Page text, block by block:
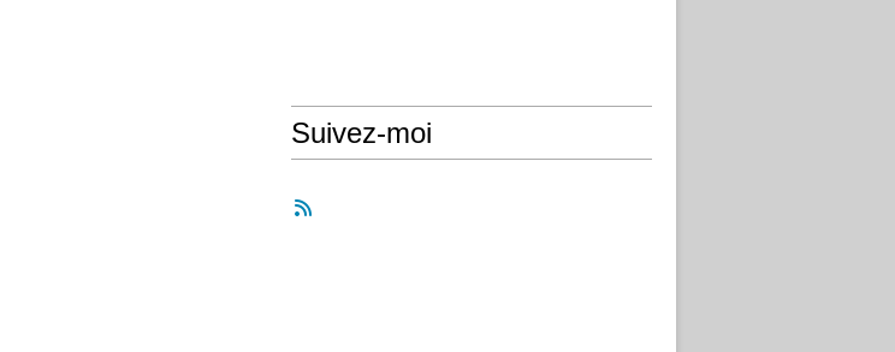
Suivez-moi